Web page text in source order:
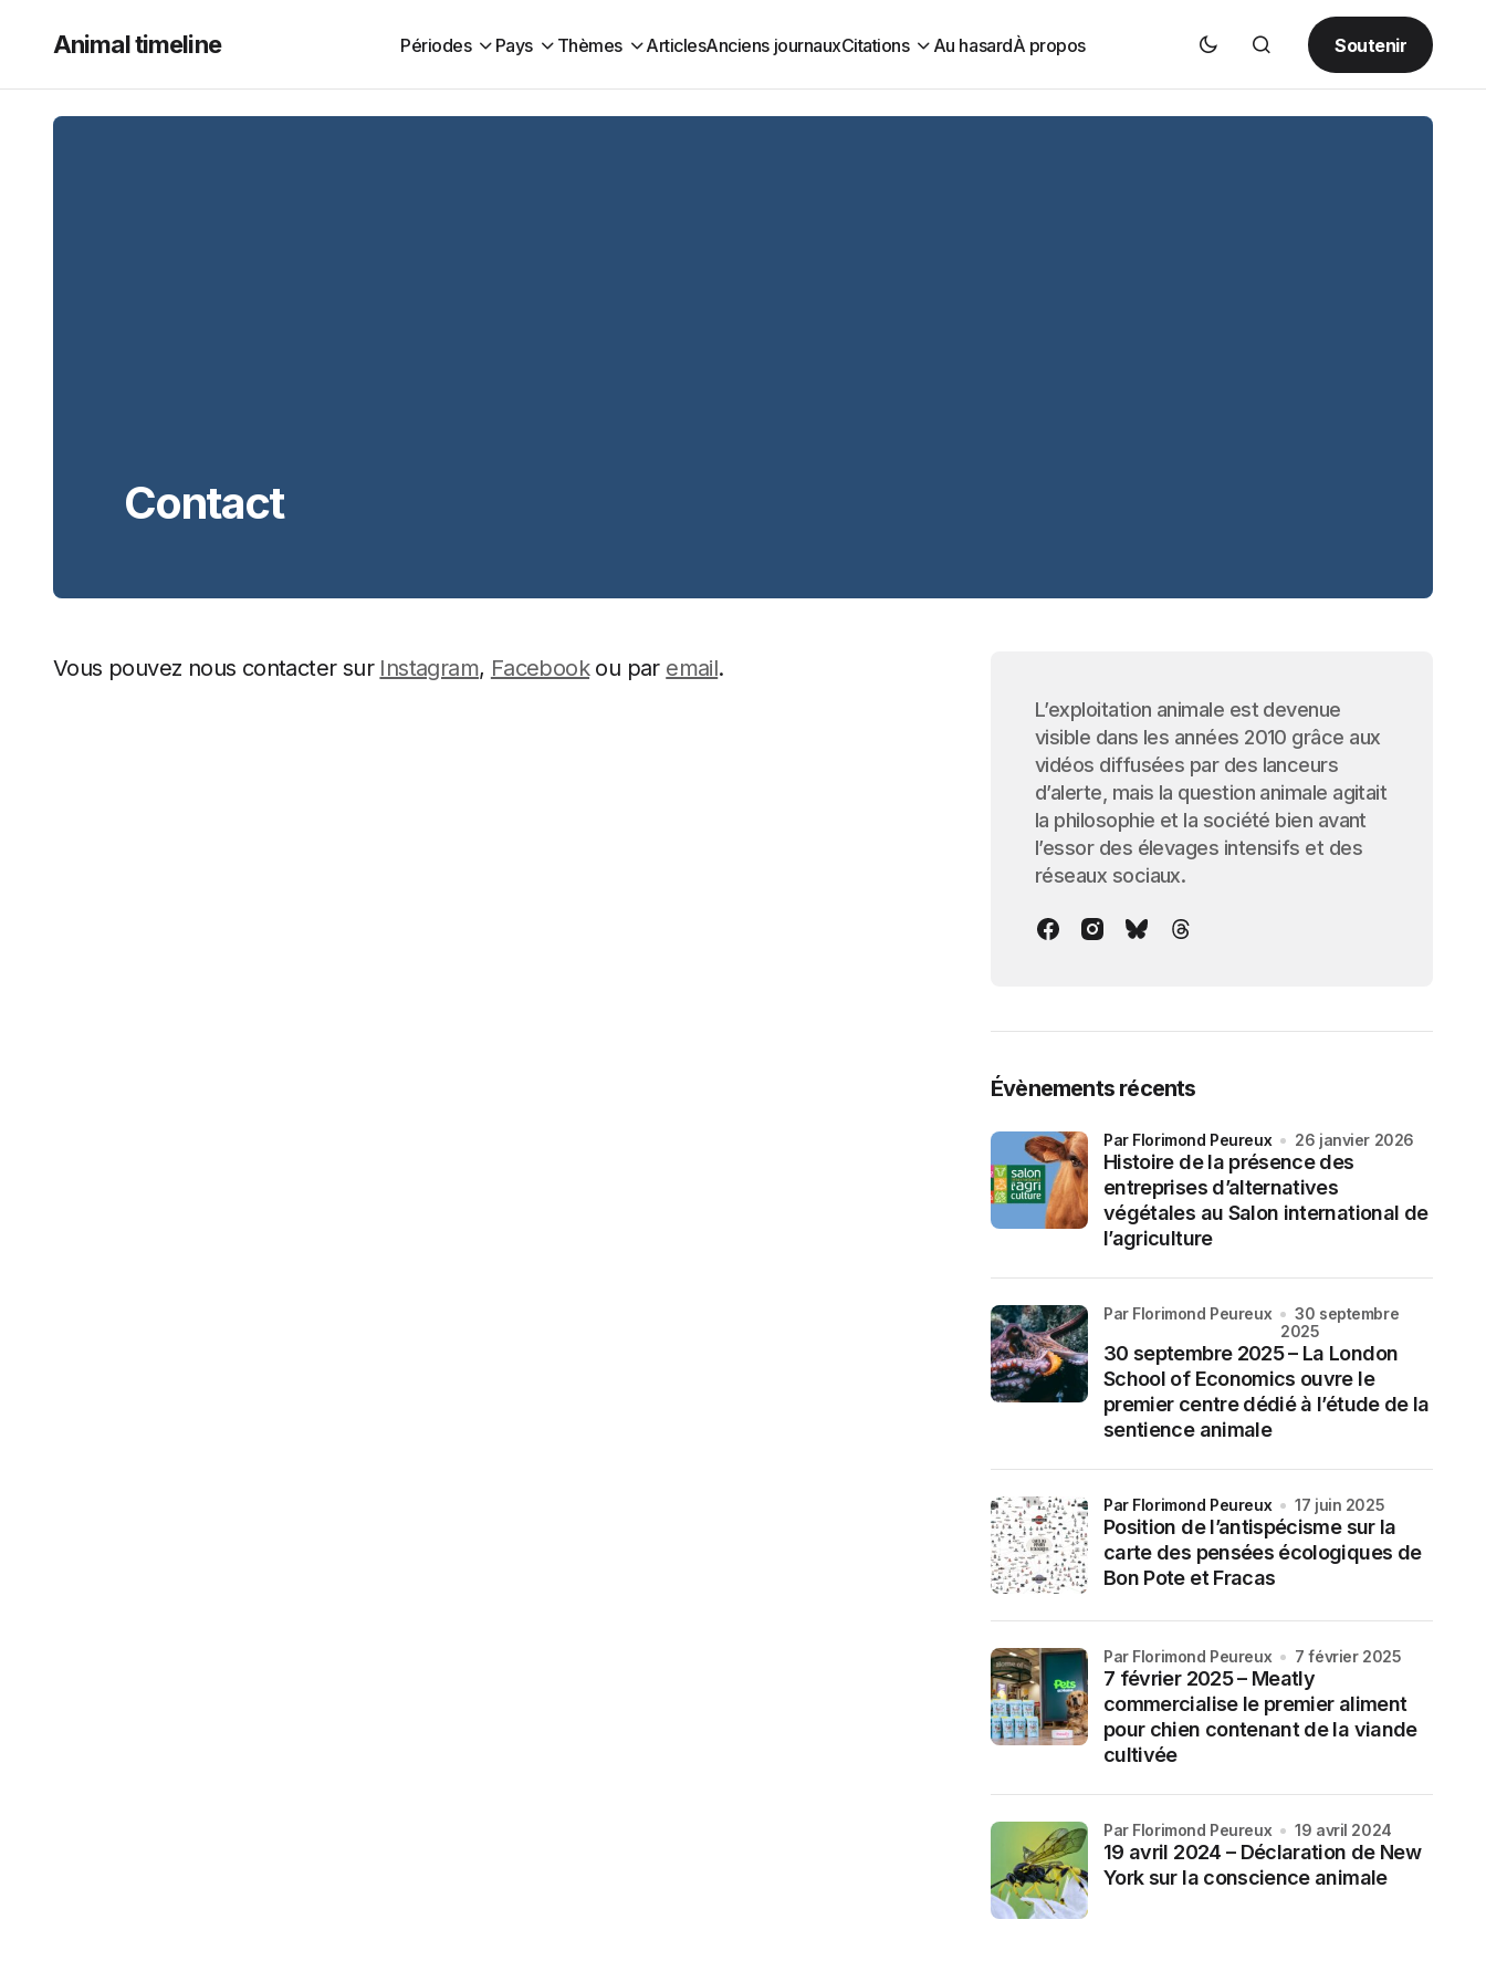
Animal timeline Périodes Pays Thèmes ArticlesAnciens journauxCitations Au hasardÀ propos Soutenir
Contact
Vous pouvez nous contacter sur Instagram, Facebookou par email.
L’exploitation animale est devenue
visible dans les années 2010 grâce aux
vidéos diffusées par des lanceurs
d’alerte, mais la question animale agitait
la philosophie et la société bien avant
l’essor des élevages intensifs et des
réseaux sociaux.
Évènements récents
Histoire de la présence des
entreprises d’alternatives
végétales au Salon international de
l’agriculture
par Florimond Peureux 26 janvier 2026
30 septembre 2025 – La London
School of Economics ouvre le
premier centre dédié à l’étude de la
sentience animale
par Florimond Peureux
30 septembre
2025
Position de l’antispécisme sur la
carte des pensées écologiques de
Bon Pote et Fracas
par Florimond Peureux 17 juin 2025
7 février 2025 – Meatly
commercialise le premier aliment
pour chien contenant de la viande
cultivée
par Florimond Peureux 7 février 2025
19 avril 2024 – Déclaration de New
York sur la conscience animale
par Florimond Peureux 19 avril 2024